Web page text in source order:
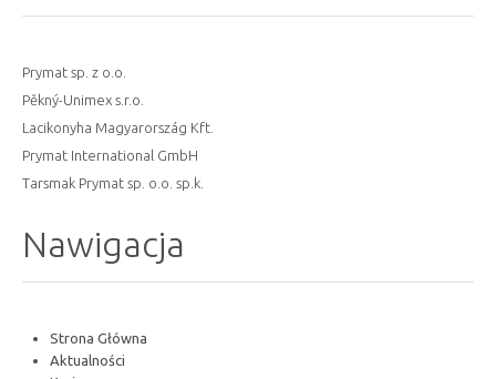
Prymat sp. z o.o.
Pěkný-Unimex s.r.o.
Lacikonyha Magyarország Kft.
Prymat International GmbH
Tarsmak Prymat sp. o.o. sp.k.
Nawigacja
Strona Główna
Aktualności